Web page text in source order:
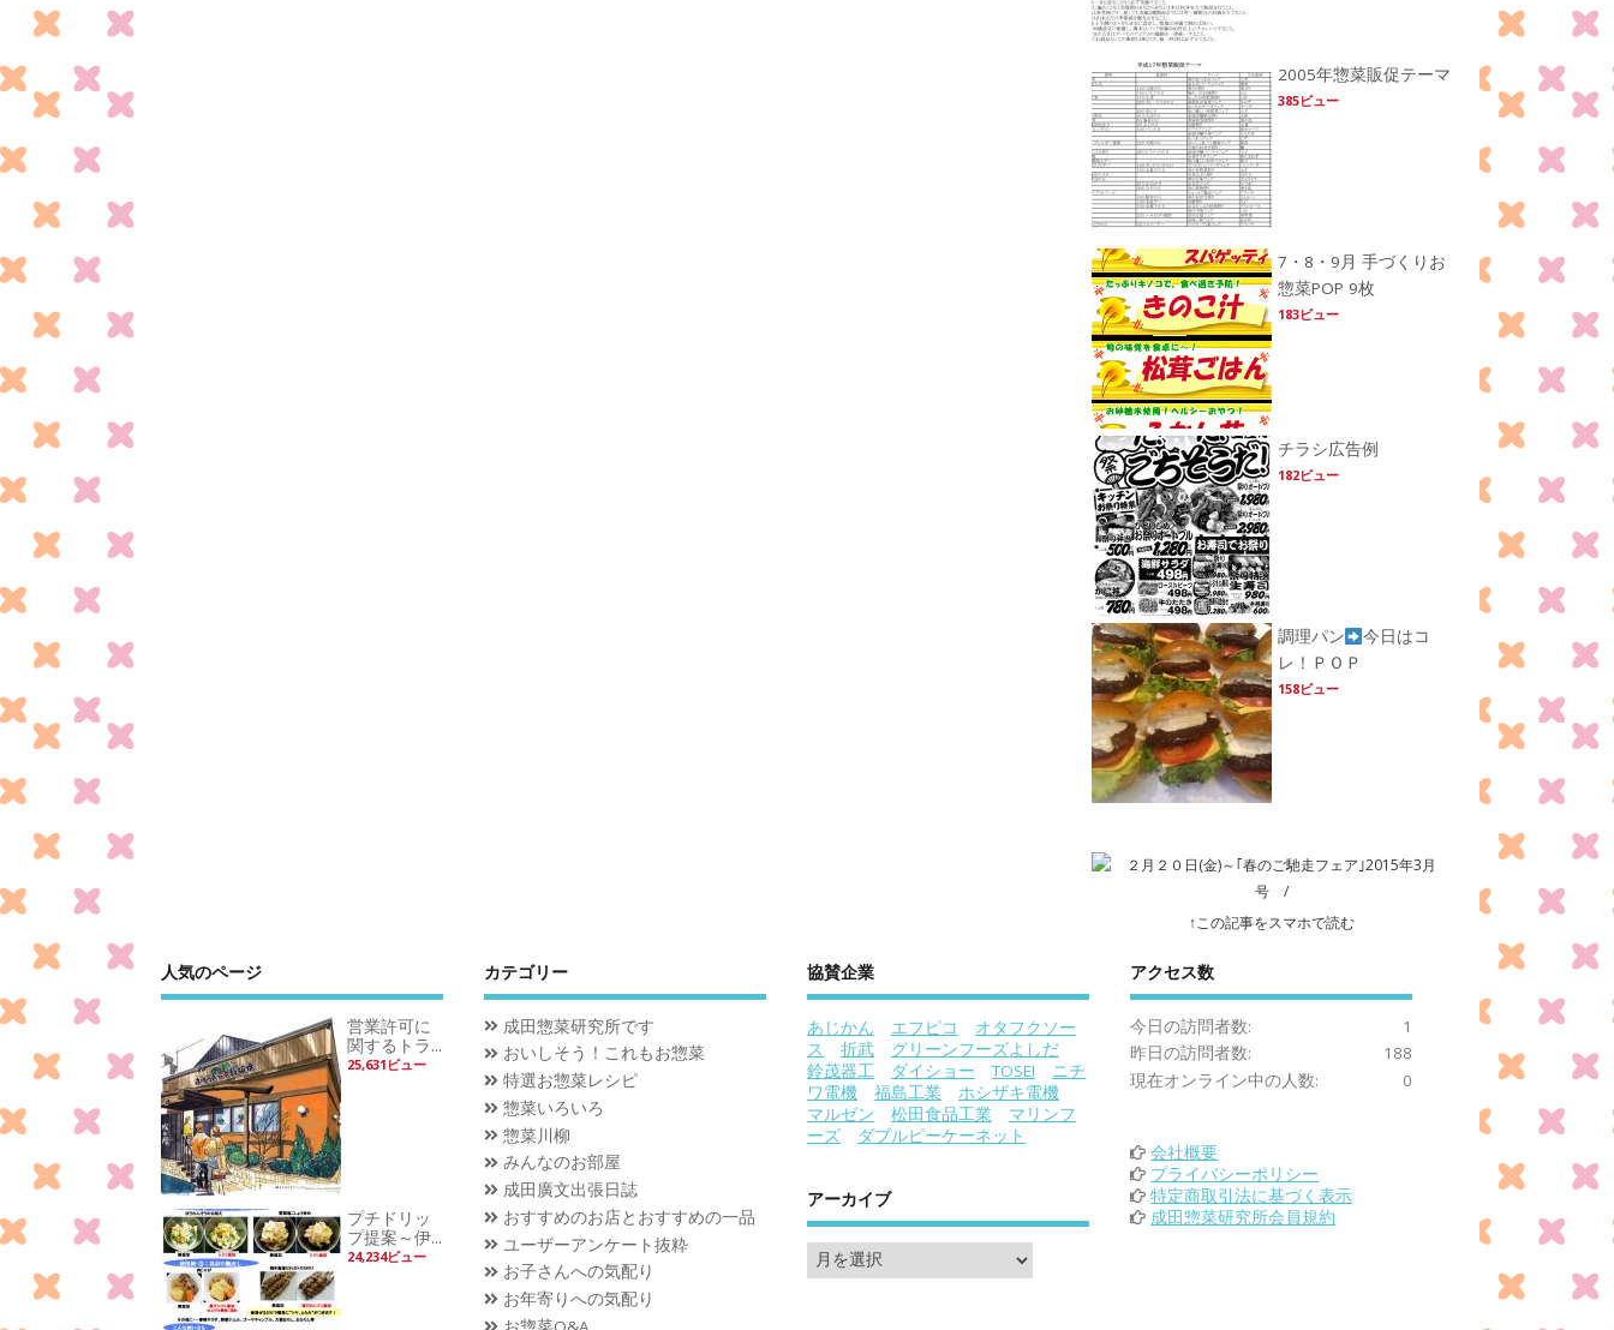
2005年惣菜販促テーマ
385ビュー
7・8・9月 手づくりお
惣菜POP 9枚
183ビュー
チラシ広告例
182ビュー
調理パン
今日はコ
レ！ＰＯＰ
158ビュー
↑この記事をスマホで読む
人気のページ
営業許可に
関するトラ...
25,631ビュー
プチドリッ
プ提案～伊...
24,234ビュー
カテゴリー
成田惣菜研究所です
おいしそう！これもお惣菜
特選お惣菜レシピ
惣菜いろいろ
惣菜川柳
みんなのお部屋
成田廣文出張日誌
おすすめのお店とおすすめの一品
ユーザーアンケート抜粋
お子さんへの気配り
お年寄りへの気配り
協賛企業
あじかん エフピコ
オタフクソー
ス
折武
グリーンフーズよしだ
鈴茂器工
ダイショー TOSEI
ニチ
ワ電機
福島工業
ホシザキ電機
マルゼン
松田食品工業
マリンフ
ーズ
ダブルピーケーネット
アーカイブ
アクセス数
1
今日の訪問者数:
188
昨日の訪問者数:
0
現在オンライン中の人数:
会社概要
プライバシーポリシー
特定商取引法に基づく表示
成田惣菜研究所会員規約